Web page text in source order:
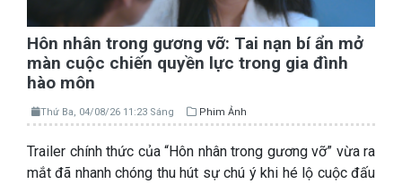
Hôn nhân trong gương vỡ: Tai nạn bí ẩn mở
màn cuộc chiến quyền lực trong gia đình
hào môn
Thứ Ba, 04/08/26 11:23 Sáng Phim Ảnh
Trailer chính thức của “Hôn nhân trong gương vỡ” vừa ra
mắt đã nhanh chóng thu hút sự chú ý khi hé lộ cuộc đấu